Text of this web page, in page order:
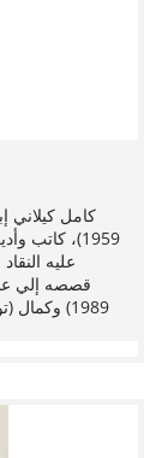
1959)،
عليه
قصصه إلي